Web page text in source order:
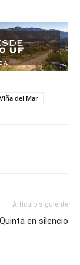
Viña del Mar
Artículo siguiente
en silencio